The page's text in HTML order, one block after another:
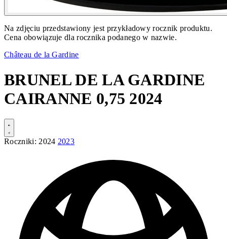
Na zdjęciu przedstawiony jest przykładowy rocznik produktu.
Cena obowiązuje dla rocznika podanego w nazwie.
Château de la Gardine
BRUNEL DE LA GARDINE
CAIRANNE 0,75 2024
Roczniki: 2024 2023